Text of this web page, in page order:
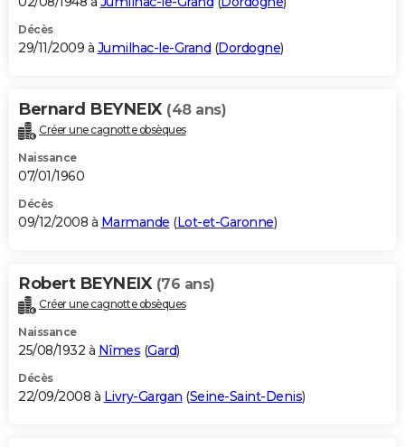
Décès
29/11/2009 à Jumilhac-le-Grand (Dordogne)
Bernard BEYNEIX (48 ans)
Créer une cagnotte obsèques
Naissance
07/01/1960
Décès
09/12/2008 à Marmande (Lot-et-Garonne)
Robert BEYNEIX (76 ans)
Créer une cagnotte obsèques
Naissance
25/08/1932 à Nîmes (Gard)
Décès
22/09/2008 à Livry-Gargan (Seine-Saint-Denis)